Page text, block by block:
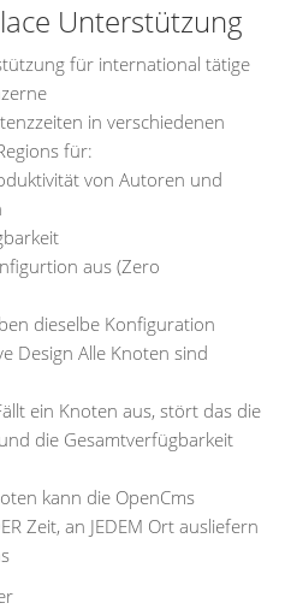
Unterstützung
für international tätige
in verschiedenen
für:
von Autoren und
aus (Zero
dieselbe Konfiguration
Design Alle Knoten sind
ein Knoten aus, stört das die
die Gesamtverfügbarkeit
kann die OpenCms
Zeit, an JEDEM Ort ausliefern